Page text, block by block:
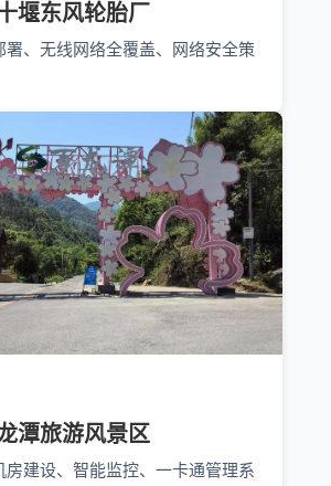
堰东风轮胎厂
署、无线网络全覆盖、网络安全策
潭旅游风景区
房建设、智能监控、一卡通管理系